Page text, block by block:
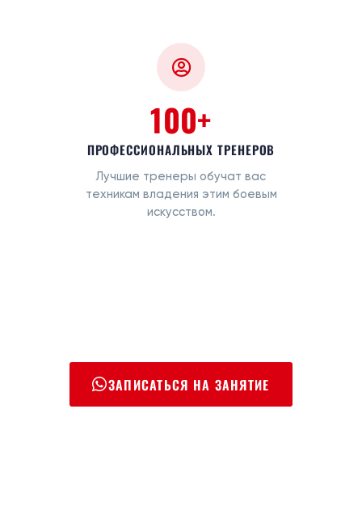
100+
ПРОФЕССИОНАЛЬНЫХ ТРЕНЕРОВ
Лучшие тренеры обучат вас
техникам владения этим боевым
искусством.
ЗАПИСАТЬСЯ НА ЗАНЯТИЕ